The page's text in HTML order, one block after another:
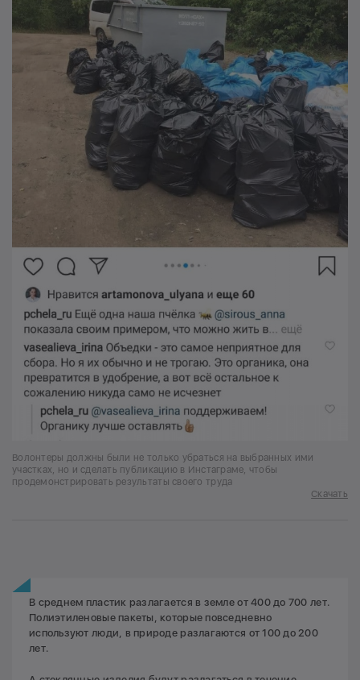
Волонтеры должны были не только убраться на выбранных ими
участках, но и сделать публикацию в Инстаграме, чтобы
продемонстрировать результаты своего труда
Скачать
В среднем пластик разлагается в земле от 400 до 700 лет.
Полиэтиленовые пакеты, которые повседневно
используют люди, в природе разлагаются от 100 до 200
лет.